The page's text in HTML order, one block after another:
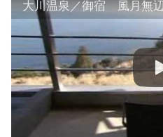
大川温泉／御宿 風月無